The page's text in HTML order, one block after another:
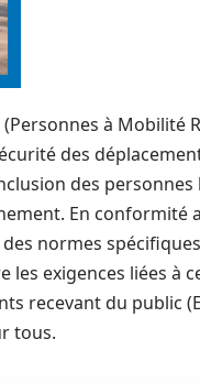
(Personnes à
des
des
En conformité
normes
les exigences liées à
recevant du public
tous.